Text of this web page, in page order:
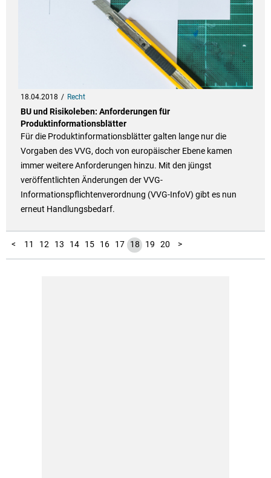
18.04.2018 Recht
BU und Risikoleben: Anforderungen für
Produktinformationsblätter
Für die Produktinformationsblätter galten lange nur die
Vorgaben des VVG, doch von europäischer Ebene kamen
immer weitere Anforderungen hinzu. Mit den jüngst
veröffentlichten Änderungen der VVG-
Informationspflichtenverordnung (VVG-InfoV) gibt es nun
erneut Handlungsbedarf.
<
1
2
3
4
5
6
7
8
9
10 11 12 13 14 15 16 17 18 19 20 >